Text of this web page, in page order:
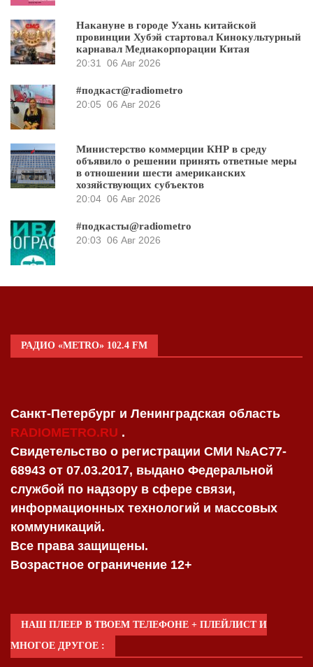
Накануне в городе Ухань китайской
провинции Хубэй стартовал Кинокультурный
карнавал Медиакорпорации Китая
20:31
06 Авг 2026
#подкаст@radiometro
20:05 06 Авг 2026
Министерство коммерции КНР в среду
объявило о решении принять ответные меры
в отношении шести американских
хозяйствующих субъектов
20:04 06 Авг 2026
#подкасты@radiometro
20:03 06 Авг 2026
РАДИО «METRO» 102.4 FM
Санкт-Петербург и Ленинградская область
RADIOMETRO.RU .
Свидетельство о регистрации СМИ №AC77-
68943 от 07.03.2017, выдано Федеральной
службой по надзору в сфере связи,
информационных технологий и массовых
коммуникаций.
Все права защищены.
Возрастное ограничение 12+
НАШ ПЛЕЕР В ТВОЕМ ТЕЛЕФОНЕ + ПЛЕЙЛИСТ И
МНОГОЕ ДРУГОЕ :